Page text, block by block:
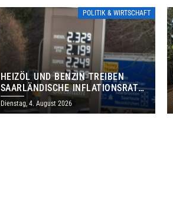
POLITIK & WIRTSCHAFT
HEIZÖL UND BENZIN TREIBEN
SAARLÄNDISCHE INFLATIONSRATE
IM JULI AUF 3,2 PROZENT
Dienstag, 4. August 2026